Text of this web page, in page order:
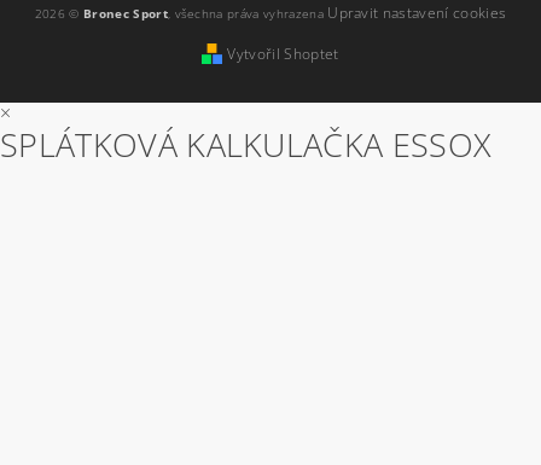
2026 © Bronec Sport, všechna práva vyhrazena Upravit nastavení cookies
Vytvořil Shoptet
×
SPLÁTKOVÁ KALKULAČKA ESSOX